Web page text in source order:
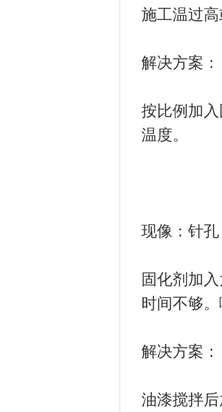
施工温过
解决方案：
按比例加
温度。
现像：针孔
固化剂加
时间不够
解决方案：
油漆搅拌